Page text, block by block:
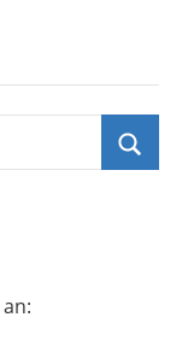
an: